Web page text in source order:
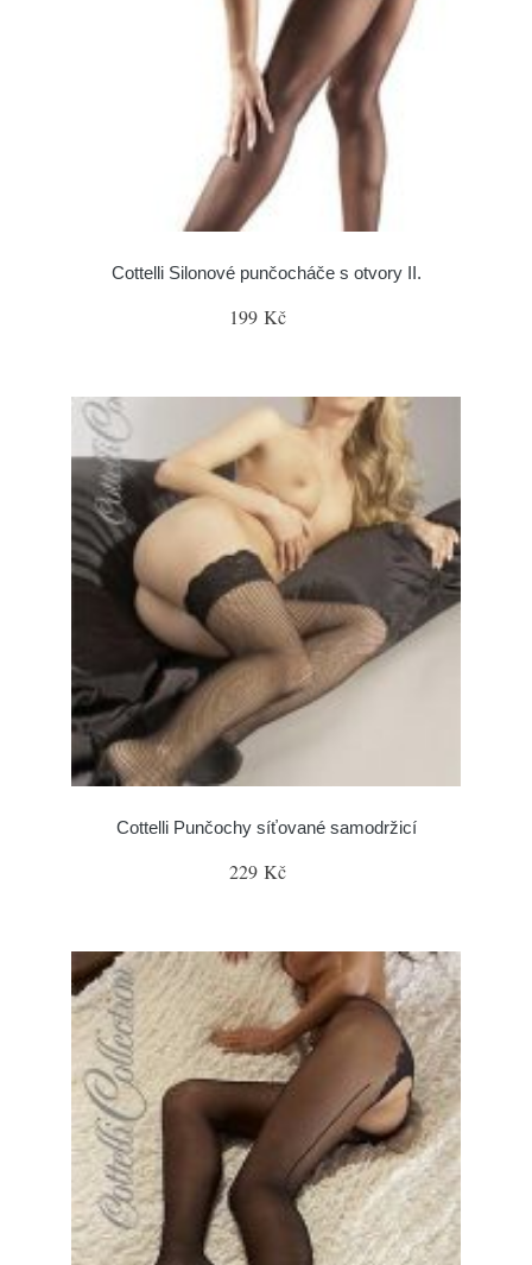
Cottelli Silonové punčocháče s otvory II.
199 Kč
Cottelli Punčochy síťované samodržicí
229 Kč